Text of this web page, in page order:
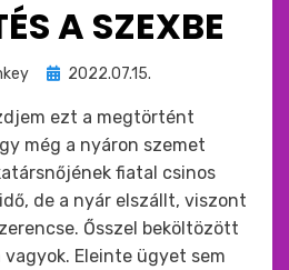
A SZEXBE
Beküldve
2022.07.15.
ezt a megtörtént
még a nyáron szemet
fiatal csinos
de a nyár elszállt, viszont
Ősszel beköltözött
vagyok. Eleinte ügyet sem